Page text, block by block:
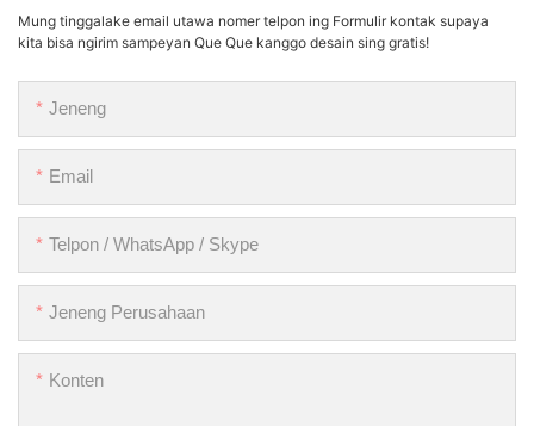
Mung tinggalake email utawa nomer telpon ing Formulir kontak supaya
kita bisa ngirim sampeyan Que Que kanggo desain sing gratis!
Jeneng
Email
Telpon / WhatsApp / Skype
Jeneng Perusahaan
Konten